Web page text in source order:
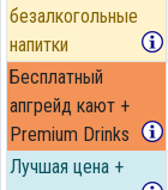
безалкогольные
напитки
Бесплатный
апгрейд кают +
Premium Drinks
Лучшая цена +